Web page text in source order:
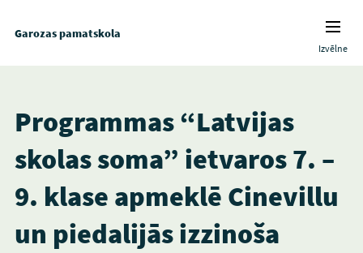
Garozas pamatskola
Izvēlne
Programmas “Latvijas
skolas soma” ietvaros 7. –
9. klase apmeklē Cinevillu
un piedalijās izzinoša